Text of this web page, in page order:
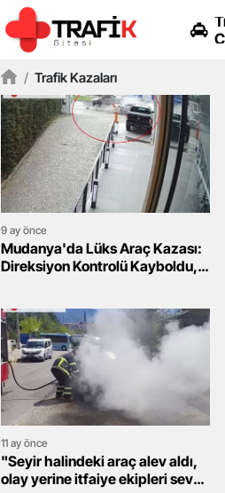
/ Trafik Kazaları
9 ay önce
Mudanya'da Lüks Araç Kazası:
Direksiyon Kontrolü Kayboldu,
11 ay önce
"Seyir halindeki araç alev aldı,
olay yerine itfaiye ekipleri sevk